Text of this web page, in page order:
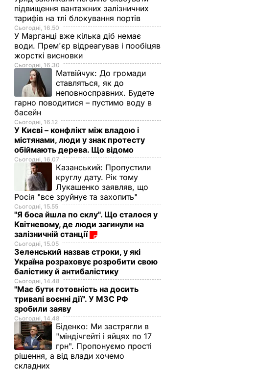
підвищення вантажних залізничних
тарифів на тлі блокування портів
Сьогодні, 16.50
У Марганці вже кілька діб немає
води. Прем'єр відреагував і пообіцяв
жорсткі висновки
Сьогодні, 16.30
Матвійчук: До громади
ставляться, як до
неповносправних. Будете
гарно поводитися – пустимо воду в
басейн
Сьогодні, 16.12
У Києві – конфлікт між владою і
містянами, люди у знак протесту
обіймають дерева. Що відомо
Сьогодні, 16.07
Казанський: Пропустили
круглу дату. Рік тому
Лукашенко заявляв, що
Росія "все зруйнує та захопить"
Сьогодні, 15.55
"Я боса йшла по склу". Що сталося у
Квітневому, де люди загинули на
залізничній станції
Сьогодні, 15.05
Зеленський назвав строки, у які
Україна розраховує розробити свою
балістику й антибалістику
Сьогодні, 14.48
"Має бути готовність на досить
тривалі воєнні дії". У МЗС РФ
зробили заяву
Сьогодні, 14.48
Біденко: Ми застрягли в
"міндічгейті і яйцях по 17
грн". Пропонуємо прості
рішення, а від влади хочемо
складних